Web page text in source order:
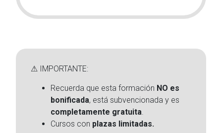
⚠ IMPORTANTE:
Recuerda que esta formación NO es
bonificada, está subvencionada y es
completamente gratuita.
Cursos con plazas limitadas.